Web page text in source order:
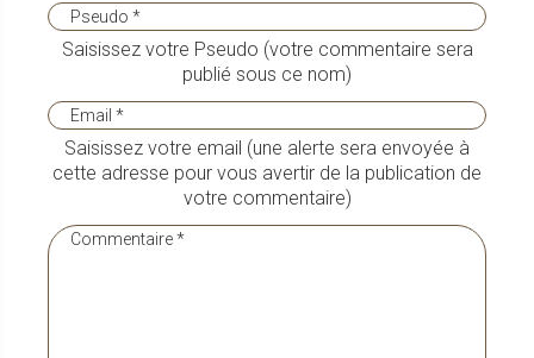
Saisissez votre Pseudo (votre commentaire sera
publié sous ce nom)
Saisissez votre email (une alerte sera envoyée à
cette adresse pour vous avertir de la publication de
votre commentaire)